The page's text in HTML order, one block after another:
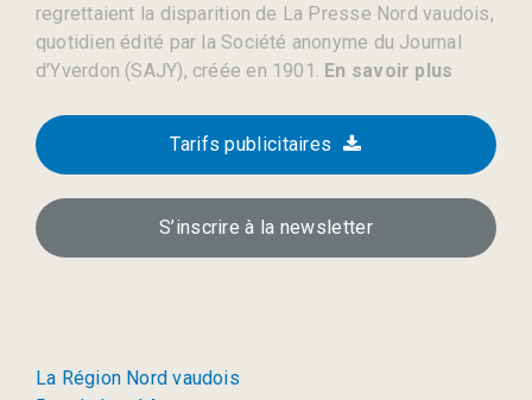
regrettaient la disparition de La Presse Nord vaudois,
quotidien édité par la Société anonyme du Journal
d’Yverdon (SAJY), créée en 1901. En savoir plus
Tarifs publicitaires
S’inscrire à la newsletter
La Région Nord vaudois